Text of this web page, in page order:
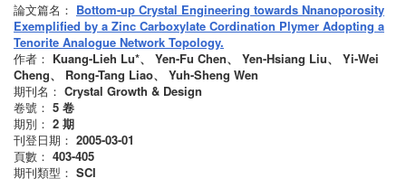
論文篇名： Bottom-up Crystal Engineering towards Nnanoporosity
Exemplified by a Zinc Carboxylate Cordination Plymer Adopting a
Tenorite Analogue Network Topology.
作者： Kuang-Lieh Lu*、 Yen-Fu Chen、 Yen-Hsiang Liu、 Yi-Wei
Cheng、 Rong-Tang Liao、 Yuh-Sheng Wen
期刊名： Crystal Growth & Design
卷號： 5 卷
期別： 2 期
刊登日期： 2005-03-01
頁數： 403-405
期刊類型： SCI